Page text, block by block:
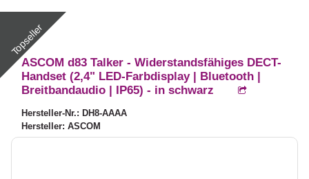
ASCOM d83 Talker - Widerstandsfähiges DECT-
Handset (2,4" LED-Farbdisplay | Bluetooth |
Breitbandaudio | IP65) - in schwarz
Hersteller-Nr.: DH8-AAAA
Hersteller: ASCOM